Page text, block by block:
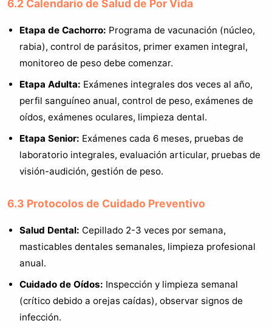
6.2 Calendario de Salud de Por Vida
Etapa de Cachorro: Programa de vacunación (núcleo,
rabia), control de parásitos, primer examen integral,
monitoreo de peso debe comenzar.
Etapa Adulta: Exámenes integrales dos veces al año,
perfil sanguíneo anual, control de peso, exámenes de
oídos, exámenes oculares, limpieza dental.
Etapa Senior: Exámenes cada 6 meses, pruebas de
laboratorio integrales, evaluación articular, pruebas de
visión-audición, gestión de peso.
6.3 Protocolos de Cuidado Preventivo
Salud Dental: Cepillado 2-3 veces por semana,
masticables dentales semanales, limpieza profesional
anual.
Cuidado de Oídos: Inspección y limpieza semanal
(crítico debido a orejas caídas), observar signos de
infección.